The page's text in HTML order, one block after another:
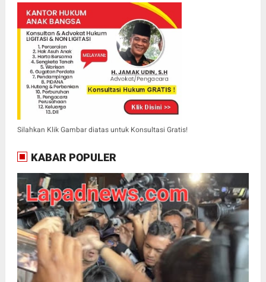
Silahkan Klik Gambar diatas untuk Konsultasi Gratis!
KABAR POPULER